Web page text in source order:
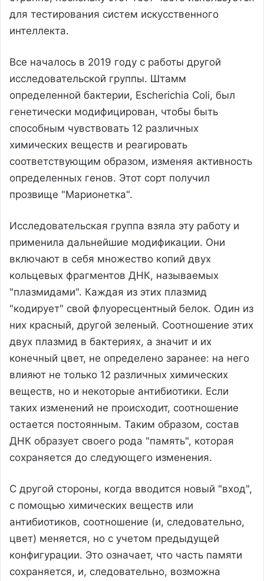
для тестирования систем искусственного
интеллекта.
Все началось в 2019 году с работы другой
исследовательской группы. Штамм
определенной бактерии, Escherichia Coli, был
генетически модифицирован, чтобы быть
способным чувствовать 12 различных
химических веществ и реагировать
соответствующим образом, изменяя активность
определенных генов. Этот сорт получил
прозвище "Марионетка".
Исследовательская группа взяла эту работу и
применила дальнейшие модификации. Они
включают в себя множество копий двух
кольцевых фрагментов ДНК, называемых
"плазмидами". Каждая из этих плазмид
"кодирует" свой флуоресцентный белок. Один из
них красный, другой зеленый. Соотношение этих
двух плазмид в бактериях, а значит и их
конечный цвет, не определено заранее: на него
влияют не только 12 различных химических
веществ, но и некоторые антибиотики. Если
таких изменений не происходит, соотношение
остается постоянным. Таким образом, состав
ДНК образует своего рода "память", которая
сохраняется до следующего изменения.
С другой стороны, когда вводится новый "вход",
с помощью химических веществ или
антибиотиков, соотношение (и, следовательно,
цвет) меняется, но с учетом предыдущей
конфигурации. Это означает, что часть памяти
сохраняется, и, следовательно, возможна